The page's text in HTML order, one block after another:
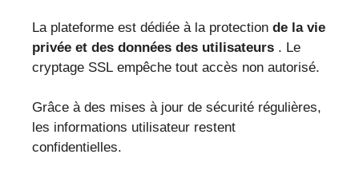
La plateforme est dédiée à la protection de la vie
privée et des données des utilisateurs . Le
cryptage SSL empêche tout accès non autorisé.
Grâce à des mises à jour de sécurité régulières,
les informations utilisateur restent
confidentielles.